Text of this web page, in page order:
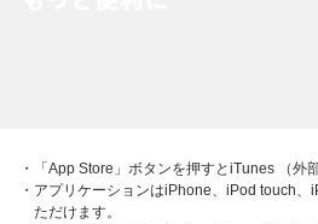
・「App Store」ボタンを押すとiTunes （外
・アプリケーションはiPhone、iPod touch
ただけます。